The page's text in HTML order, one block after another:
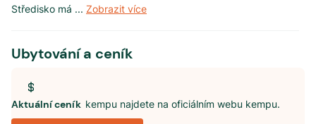
Středisko má ... Zobrazit více
Ubytování a ceník
Aktuální ceník kempu najdete na oficiálním webu kempu.